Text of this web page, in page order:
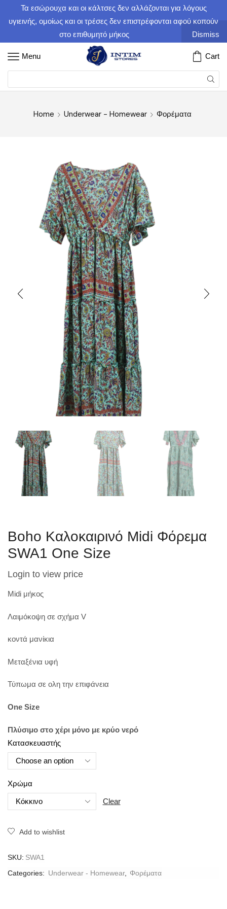
Τα εσώρουχα και οι κάλτσες δεν αλλάζονται για λόγους
υγιεινής, ομοίως και οι τρέσες δεν επιστρέφονται αφού κοπούν
στο επιθυμητό μήκος
Dismiss
Menu Cart
Home Underwear - Homewear Φορέματα
Boho Καλοκαιρινό Midi Φόρεμα
SWA1 One Size
Login to view price
Midi μήκος
Λαιμόκοψη σε σχήμα V
κοντά μανίκια
Μεταξένια υφή
Τύπωμα σε ολη την επιφάνεια
One Size
Πλύσιμο στο χέρι μόνο με κρύο νερό
Κατασκευαστής
Χρώμα
Clear
Add to wishlist
SKU: SWA1
Categories: Underwear - Homewear, Φορέματα